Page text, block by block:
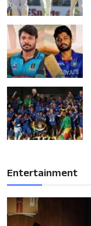
Entertainment